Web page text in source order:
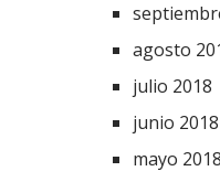
agosto
julio 2018
junio 2018
mayo 2018